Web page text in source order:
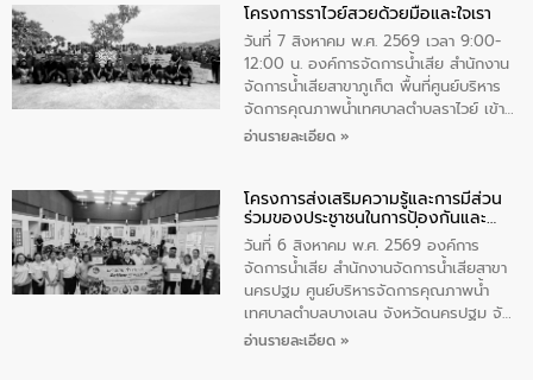
ทองคำและประกาศเกียรติคุณให้แก่ กำนัน
ผู้ใหญ่บ้านยอดเยี่ยม พร้อมกล่าวชื่นชม ให้
โอวาท และมอบนโยบาย
โครงการราไวย์สวยด้วยมือและใจเรา
วันที่ 7 สิงหาคม พ.ศ. 2569 เวลา 9:00-
12:00 น. องค์การจัดการน้ำเสีย สำนักงาน
จัดการน้ำเสียสาขาภูเก็ต พื้นที่ศูนย์บริหาร
จัดการคุณภาพน้ำเทศบาลตำบลราไวย์ เข้า
ร่วมโครงการราไวย์สวยด้วยมือและใจเรา
ประชาชน ตัวแทนจากโรงแรมต่างๆ ในเขต
เทศบาลตำบลราไวย์ ศูนย์บริหารจัดการ
คุณภาพน้ำเทศบาลตำบลราไวย์ นำโดยนาย
น้อย แก้วเศษ ผู้จัดการสำนักงานจัดการน้ำ
เสียสาขาภูเก็ต พร้อมด้วยเจ้าหน้าที่ จำนวน
5 คน ร่วมทำกิจกรรม ทำความสะอาด
ชายหาดและแหล่งท่องเที่ยว ณ บริเวณ
อ่านรายละเอียด »
โครงการส่งเสริมความรู้และการมีส่วน
ร่วมของประชาชนในการป้องกันและ
แก้ไขปัญหาน้ำเสียอย่างยั่งยืน
วันที่ 6 สิงหาคม พ.ศ. 2569 องค์การ
จัดการน้ำเสีย สำนักงานจัดการน้ำเสียสาขา
นครปฐม ศูนย์บริหารจัดการคุณภาพน้ำ
เทศบาลตำบลบางเลน จังหวัดนครปฐม จัด
กิจกรรมภายใต้โครงการส่งเสริมความรู้และ
อ่านรายละเอียด »